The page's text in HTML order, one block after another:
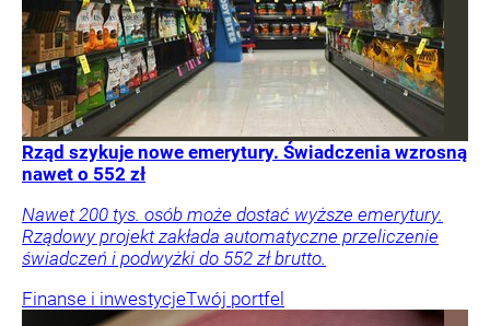
Rząd szykuje nowe emerytury. Świadczenia wzrosną
nawet o 552 zł
Nawet 200 tys. osób może dostać wyższe emerytury.
Rządowy projekt zakłada automatyczne przeliczenie
świadczeń i podwyżki do 552 zł brutto.
Finanse i inwestycjeTwój portfel